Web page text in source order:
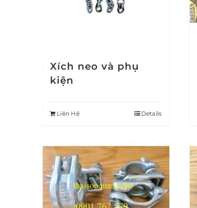
Xích neo và phụ
kiện
Liên Hệ Details